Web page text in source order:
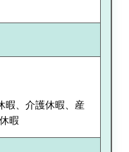
暇、介護休暇、産
暇